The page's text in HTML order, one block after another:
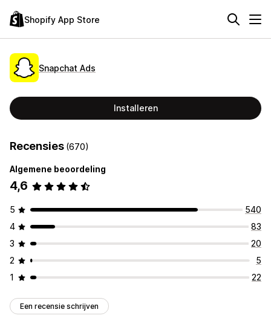
Shopify App Store
Snapchat Ads
Installeren
Recensies (670)
Algemene beoordeling
4,6
5
540
4
83
3
20
2
5
1
22
Een recensie schrijven